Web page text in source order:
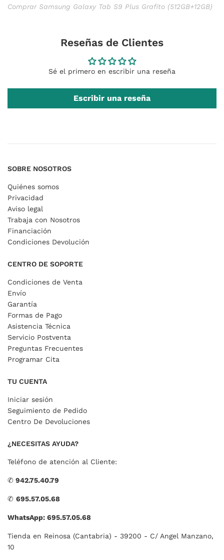
Comprar Samsung Galaxy Tab S9 Plus Grafito (512GB+12GB)
Reseñas de Clientes
Sé el primero en escribir una reseña
Escribir una reseña
SOBRE NOSOTROS
Quiénes somos
Privacidad
Aviso legal
Trabaja con Nosotros
Financiación
Condiciones Devolución
CENTRO DE SOPORTE
Condiciones de Venta
Envío
Garantía
Formas de Pago
Asistencia Técnica
Servicio Postventa
Preguntas Frecuentes
Programar Cita
TU CUENTA
Iniciar sesión
Seguimiento de Pedido
Centro De Devoluciones
¿NECESITAS AYUDA?
Teléfono de atención al Cliente:
✆ 942.75.40.79
✆ 695.57.05.68
WhatsApp: 695.57.05.68
Tienda en Reinosa (Cantabria) - 39200 - C/ Angel Manzano,
10